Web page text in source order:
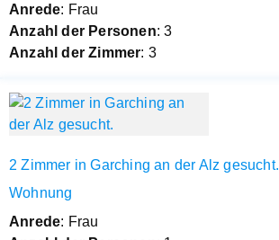
Anrede: Frau
Anzahl der Personen: 3
Anzahl der Zimmer: 3
2 Zimmer in Garching an der Alz gesucht.
Wohnung
Anrede: Frau